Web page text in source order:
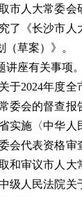
市人大常委会
了《长沙市人
草案）》。
座有关事项。
2024年度全
委会的督查报
实施〈中华人
会代表资格审
和审议市人大
级人民法院关